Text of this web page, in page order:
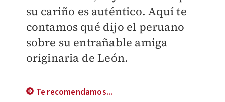
su cariño es auténtico. Aquí te
contamos qué dijo el peruano
sobre su entrañable amiga
originaria de León.
Te recomendamos...